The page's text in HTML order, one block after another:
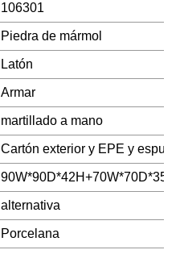
106301
Piedra de mármol
Latón
Armar
martillado a mano
Cartón exterior y EPE y
90W*90D*42H+70W*70D*35H
alternativa
Porcelana